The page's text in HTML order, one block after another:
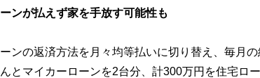
ンが払えず家を手放す可能性も
ンの返済方法を月々均等払いに切り替え、毎月
とマイカーローンを2台分、計300万円を住宅ロ